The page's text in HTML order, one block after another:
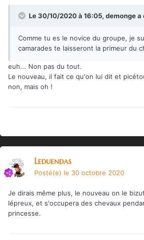
Le 30/10/2020 à 16:05, demongea
Comme tu es le novice du groupe, je
camarades te laisseront la primeur du
euh... Non pas du tout.
Le nouveau, il fait ce qu'on lui dit et
non, mais oh !
Leduendas
Posté(e) le 30 octobre 2020
Je dirais même plus, le nouveau on le
lépreux, et s'occupera des chevaux
princesse.